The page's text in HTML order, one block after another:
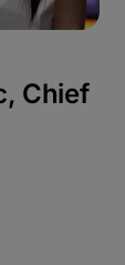
Chief